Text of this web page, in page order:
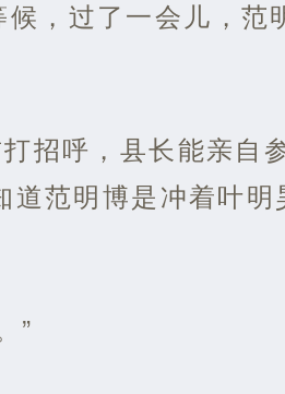
，过了一会儿，范
招呼，县长能亲自
范明博是冲着叶
”